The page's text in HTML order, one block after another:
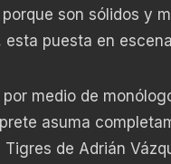
son sólidos y
puesta en
medio de
asuma
Tigres de Adrián